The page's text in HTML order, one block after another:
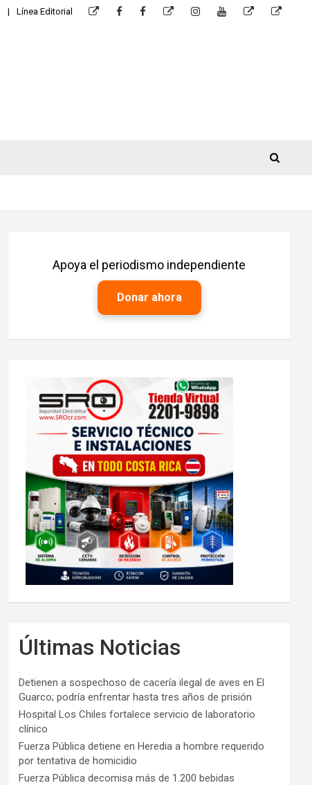
Línea Editorial
Apoya el periodismo independiente
Donar ahora
Últimas Noticias
Detienen a sospechoso de cacería ilegal de aves en El
Guarco; podría enfrentar hasta tres años de prisión
Hospital Los Chiles fortalece servicio de laboratorio
clínico
Fuerza Pública detiene en Heredia a hombre requerido
por tentativa de homicidio
Fuerza Pública decomisa más de 1.200 bebidas